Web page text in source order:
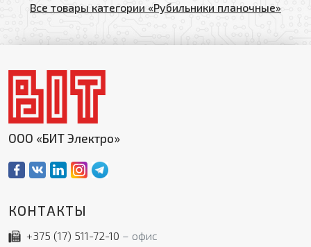
Все товары категории «Рубильники планочные»
ООО «БИТ Электро»
КОНТАКТЫ
+375 (17) 511-72-10
офис